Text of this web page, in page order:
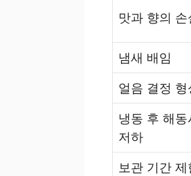
맛과 향의 손
냄새 배임
얼음 결정 형
냉동 후 해
저하
보관 기간 제